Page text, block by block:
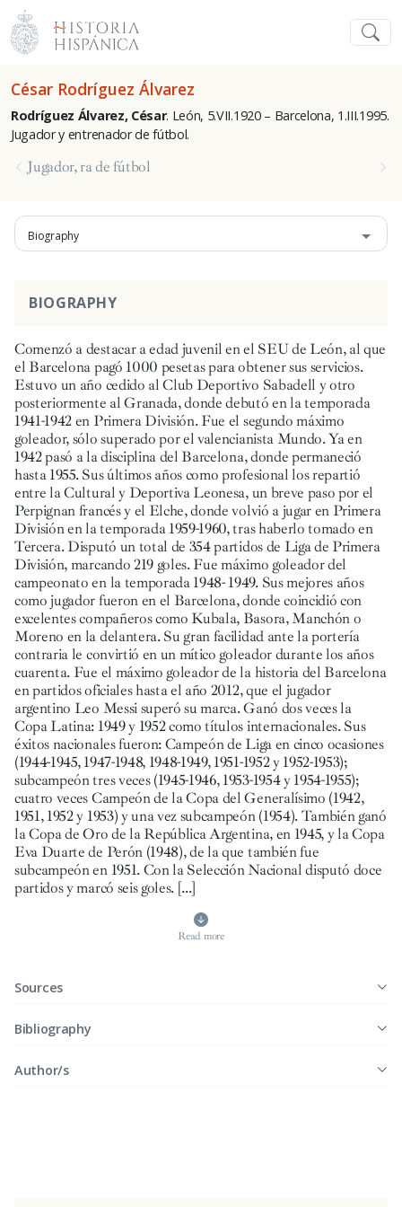
César Rodríguez Álvarez
Rodríguez Álvarez, César. León, 5.VII.1920 – Barcelona, 1.III.1995.
Jugador y entrenador de fútbol.
Jugador, ra de fútbol
Biography
BIOGRAPHY
Comenzó a destacar a edad juvenil en el SEU de León, al que
el Barcelona pagó 1000 pesetas para obtener sus servicios.
Estuvo un año cedido al Club Deportivo Sabadell y otro
posteriormente al Granada, donde debutó en la temporada
1941-1942 en Primera División. Fue el segundo máximo
goleador, sólo superado por el valencianista Mundo. Ya en
1942 pasó a la disciplina del Barcelona, donde permaneció
hasta 1955. Sus últimos años como profesional los repartió
entre la Cultural y Deportiva Leonesa, un breve paso por el
Perpignan francés y el Elche, donde volvió a jugar en Primera
División en la temporada 1959-1960, tras haberlo tomado en
Tercera. Disputó un total de 354 partidos de Liga de Primera
División, marcando 219 goles. Fue máximo goleador del
campeonato en la temporada 1948- 1949. Sus mejores años
como jugador fueron en el Barcelona, donde coincidió con
excelentes compañeros como Kubala, Basora, Manchón o
Moreno en la delantera. Su gran facilidad ante la portería
contraria le convirtió en un mítico goleador durante los años
cuarenta. Fue el máximo goleador de la historia del Barcelona
en partidos oficiales hasta el año 2012, que el jugador
argentino Leo Messi superó su marca. Ganó dos veces la
Copa Latina: 1949 y 1952 como títulos internacionales. Sus
éxitos nacionales fueron: Campeón de Liga en cinco ocasiones
(1944-1945, 1947-1948, 1948-1949, 1951-1952 y 1952-1953);
subcampeón tres veces (1945-1946, 1953-1954 y 1954-1955);
cuatro veces Campeón de la Copa del Generalísimo (1942,
1951, 1952 y 1953) y una vez subcampeón (1954). También ganó
la Copa de Oro de la República Argentina, en 1945, y la Copa
Eva Duarte de Perón (1948), de la que también fue
subcampeón en 1951. Con la Selección Nacional disputó doce
partidos y marcó seis goles. [...]
Read more
Sources
Bibliography
Author/s